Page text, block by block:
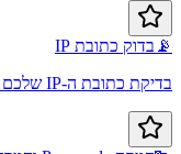
📡 בדוק כתובת IP
בדיקת כתובת ה-IP שלכם ומידע הרשת וההתקן